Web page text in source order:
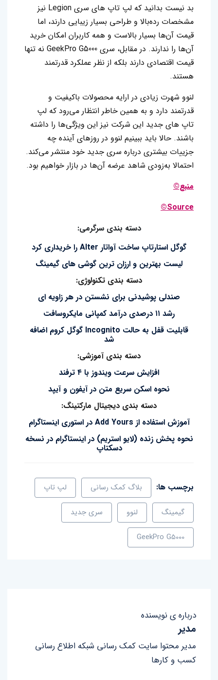
بد نیست بدانید که لپ‌ تاپ‌ های سری Legion نیز
مشخصات رده‌بالا و طراحی بسیار زیبایی دارند، اما
قیمت آن‌ها بسیار بالاست و همه کاربران امکان خرید
آن‌ها را ندارند‌. در مقابل، سری GeekPro G5000 نه‌ تنها
قیمت اقتصادی دارند بلکه از نظر عملکرد قدرتمند
هستند.
لنوو شهرت زیادی در ارایه محصولات باکیفیت و
قدرتمند دارد و به همین خاطر انتظار می‌رود که لپ‌
تاپ‌ های جدید این شرکت نیز این ویژگی‌ها را داشته
باشند. حالا باید ببینیم لنوو در روزهای آینده چه
جزییات بیشتری درباره سری جدید خود منتشر می‌کند.
احتمالا به‌زودی شاهد عرضه آن‌ها در بازار خواهیم بود.
منبع©
Source©
دسته بندی سرگرمی:
گوگل استارتاپ ساخت آواتار Alter را خریداری کرد
لیست بهترین و ارزان ترین گوشی های گیمینگ
دسته بندی تکنولوژی:
صندلی پوشیدنی برای نشستن در هر زاویه ای
رشد ۱۱ درصدی درآمد کمپانی مایکروسافت
قابلیت قفل به حالت Incognito گوگل کروم اضافه
شد
دسته بندی آموزشی:
افزایش سرعت ویندوز با ۴ ترفند
نحوه اسکن سریع متن در آیفون و آیپد
دسته بندی دیجیتال مارکتینگ:
آموزش استفاده از Add Yours در استوری اینستاگرام
نحوه پخش زنده (لایو استریم) در اینستاگرام در نسخه
دسکتاپ
برچسب ها: بلاگ کمک رسانی لپ تاپ
گیمینگ لنوو سری جدید
GeekPro G5000
درباره ی نویسنده
مدیر
مدیر محتوا سایت کمک رسانی شبکه اطلاع رسانی
کسب و کارها